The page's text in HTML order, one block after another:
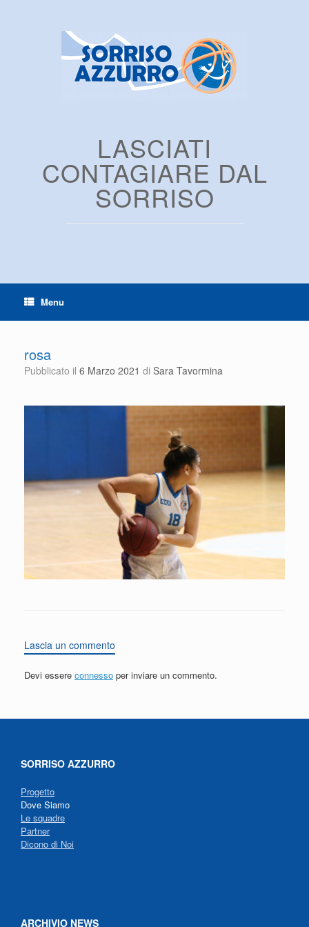
LASCIATI
CONTAGIARE DAL
SORRISO
Menu
rosa
Pubblicato il 6 Marzo 2021 di Sara Tavormina
Lascia un commento
Devi essere connesso per inviare un commento.
SORRISO AZZURRO
Progetto
Dove Siamo
Le squadre
Partner
Dicono di Noi
ARCHIVIO NEWS